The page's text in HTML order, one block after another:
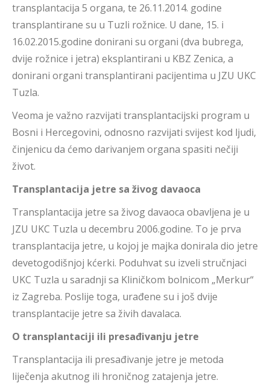
transplantacija 5 organa, te 26.11.2014. godine
transplantirane su u Tuzli rožnice. U dane, 15. i
16.02.2015.godine donirani su organi (dva bubrega,
dvije rožnice i jetra) eksplantirani u KBZ Zenica, a
donirani organi transplantirani pacijentima u JZU UKC
Tuzla.
Veoma je važno razvijati transplantacijski program u
Bosni i Hercegovini, odnosno razvijati svijest kod ljudi,
činjenicu da ćemo darivanjem organa spasiti nečiji
život.
Transplantacija jetre sa živog davaoca
Transplantacija jetre sa živog davaoca obavljena je u
JZU UKC Tuzla u decembru 2006.godine. To je prva
transplantacija jetre, u kojoj je majka donirala dio jetre
devetogodišnjoj kćerki. Poduhvat su izveli stručnjaci
UKC Tuzla u saradnji sa Kliničkom bolnicom „Merkur“
iz Zagreba. Poslije toga, urađene su i još dvije
transplantacije jetre sa živih davalaca.
O transplantaciji ili presađivanju jetre
Transplantacija ili presađivanje jetre je metoda
liječenja akutnog ili hroničnog zatajenja jetre.